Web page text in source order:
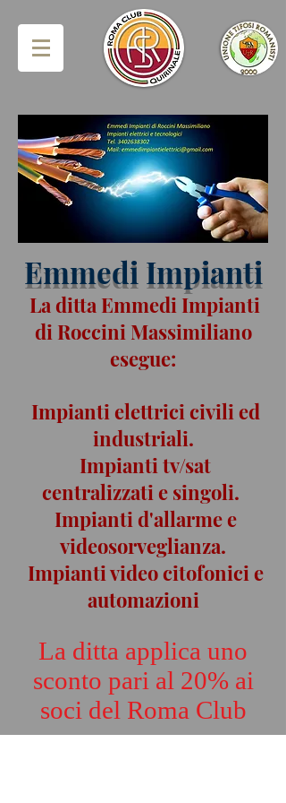
Emmedi Impianti
La ditta Emmedi Impianti
di Roccini Massimiliano
esegue:
Impianti elettrici civili ed
industriali.
Impianti tv/sat
centralizzati e singoli.
Impianti d'allarme e
videosorveglianza.
Impianti video citofonici e
automazioni
La ditta applica uno
sconto pari al 20% ai
soci del Roma Club